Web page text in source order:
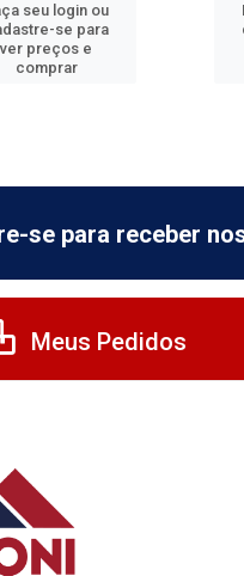
seu login ou
se para
ver preços e
comprar
se para receber
Meus Pedidos